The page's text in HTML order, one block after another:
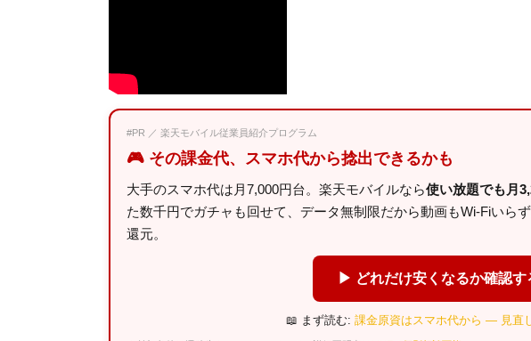
#PR ／ 楽天モバイル従業員紹介プログラム
🎮 その課金代、スマホ代から捻出できるかも
大手のスマホ代は月7,000円台。楽天モバイルなら使い放題でも月
た数千円でガチャも回せて、データ無制限だから動画もWi-Fiいらず
還元。
▶ どれだけ安くなるか確認す
📖 まず読む: 課金原資はスマホ代から — 見直